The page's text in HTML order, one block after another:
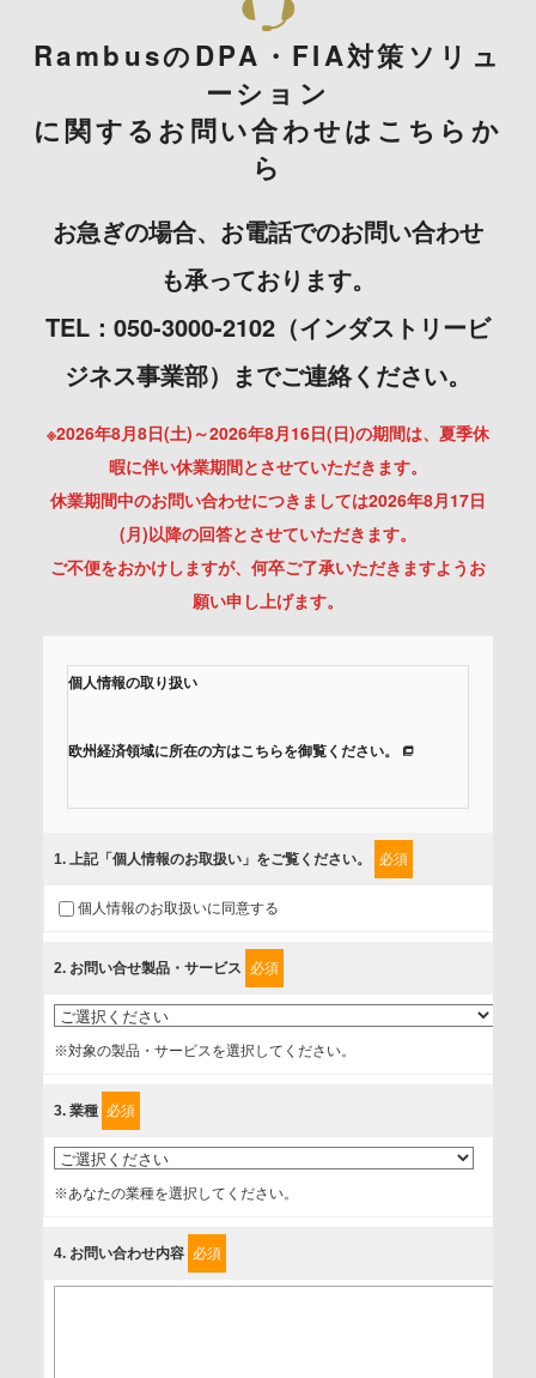
RambusのDPA・FIA対策ソリュ
ーション
に関するお問い合わせはこちらか
ら
お急ぎの場合、お電話でのお問い合わせ
も承っております。
TEL：050-3000-2102（インダストリービ
ジネス事業部）までご連絡ください。
※2026年8月8日(土)～2026年8月16日(日)の期間は、夏季休
暇に伴い休業期間とさせていただきます。
休業期間中のお問い合わせにつきましては2026年8月17日
(月)以降の回答とさせていただきます。
ご不便をおかけしますが、何卒ご了承いただきますようお
願い申し上げます。
個人情報の取り扱い
欧州経済領域に所在の方はこちらを御覧ください。
組みを行っています。
に取扱い、これらで定める範囲内で、サービスの提供やご案
内等のために利用させていただいております。
情報を提供されるお客様（本人）に対して、情報の収集目
的、管理者、提供の有無、情報提供の任意性や権利について
確認し、当社への情報提供がお客様の懸念にならないよう
上げます。
事業者名
個人情報保護責任者
1. 上記「個人情報のお取扱い」をご覧ください。 必須
個人情報のお取扱いに同意する
2. お問い合せ製品・サービス 必須
※対象の製品・サービスを選択してください。
3. 業種 必須
※あなたの業種を選択してください。
4. お問い合わせ内容 必須